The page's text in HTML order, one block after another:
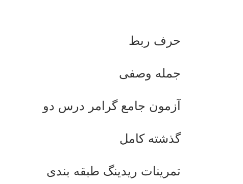
حرف ربط
جمله وصفی
آزمون جامع گرامر درس دو
گذشته کامل
تمرینات ریدینگ طبقه بندی